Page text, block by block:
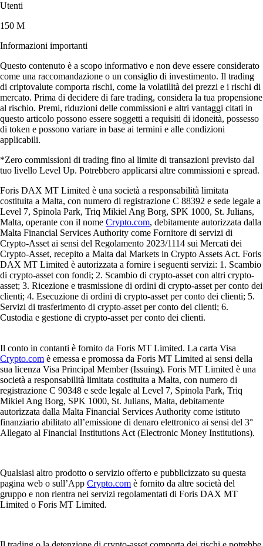
Utenti
150 M
Informazioni importanti
Questo contenuto è a scopo informativo e non deve essere considerato
come una raccomandazione o un consiglio di investimento. Il trading
di criptovalute comporta rischi, come la volatilità dei prezzi e i rischi di
mercato. Prima di decidere di fare trading, considera la tua propensione
al rischio. Premi, riduzioni delle commissioni e altri vantaggi citati in
questo articolo possono essere soggetti a requisiti di idoneità, possesso
di token e possono variare in base ai termini e alle condizioni
applicabili.
*Zero commissioni di trading fino al limite di transazioni previsto dal
tuo livello Level Up. Potrebbero applicarsi altre commissioni e spread.
Foris DAX MT Limited è una società a responsabilità limitata
costituita a Malta, con numero di registrazione C 88392 e sede legale a
Level 7, Spinola Park, Triq Mikiel Ang Borg, SPK 1000, St. Julians,
Malta, operante con il nome Crypto.com, debitamente autorizzata dalla
Malta Financial Services Authority come Fornitore di servizi di
Crypto-Asset ai sensi del Regolamento 2023/1114 sui Mercati dei
Crypto-Asset, recepito a Malta dal Markets in Crypto Assets Act. Foris
DAX MT Limited è autorizzata a fornire i seguenti servizi: 1. Scambio
di crypto-asset con fondi; 2. Scambio di crypto-asset con altri crypto-
asset; 3. Ricezione e trasmissione di ordini di crypto-asset per conto dei
clienti; 4. Esecuzione di ordini di crypto-asset per conto dei clienti; 5.
Servizi di trasferimento di crypto-asset per conto dei clienti; 6.
Custodia e gestione di crypto-asset per conto dei clienti.
Il conto in contanti è fornito da Foris MT Limited. La carta Visa
Crypto.com è emessa e promossa da Foris MT Limited ai sensi della
sua licenza Visa Principal Member (Issuing). Foris MT Limited è una
società a responsabilità limitata costituita a Malta, con numero di
registrazione C 90348 e sede legale al Level 7, Spinola Park, Triq
Mikiel Ang Borg, SPK 1000, St. Julians, Malta, debitamente
autorizzata dalla Malta Financial Services Authority come istituto
finanziario abilitato all’emissione di denaro elettronico ai sensi del 3°
Allegato al Financial Institutions Act (Electronic Money Institutions).
Qualsiasi altro prodotto o servizio offerto e pubblicizzato su questa
pagina web o sull’App Crypto.com è fornito da altre società del
gruppo e non rientra nei servizi regolamentati di Foris DAX MT
Limited o Foris MT Limited.